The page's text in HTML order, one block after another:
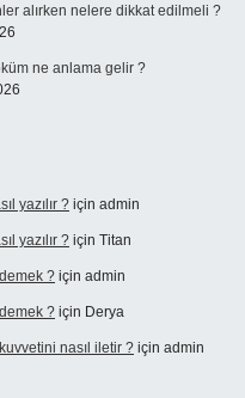
alırken nelere dikkat edilmeli ?
ne anlama gelir ?
yazılır ? için admin
yazılır ? için Titan
? için admin
? için Derya
kuvvetini nasıl iletir ? için admin